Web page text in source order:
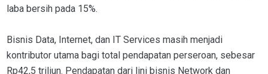
laba bersih pada 15%.
Bisnis Data, Internet, dan IT Services masih menjadi
kontributor utama bagi total pendapatan perseroan, sebesar
Rp42,5 triliun. Pendapatan dari lini bisnis Network dan